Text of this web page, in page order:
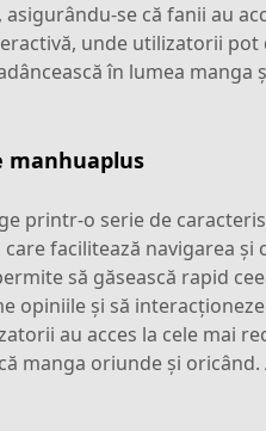
asigurându-se că fanii au
unde utilizatorii
în lumea
manhuaplus
printr-o serie de
facilitează navigarea
să găsească rapid
opiniile și să
au acces la cele mai
manga oriunde și